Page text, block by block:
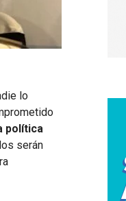
lo
política
serán